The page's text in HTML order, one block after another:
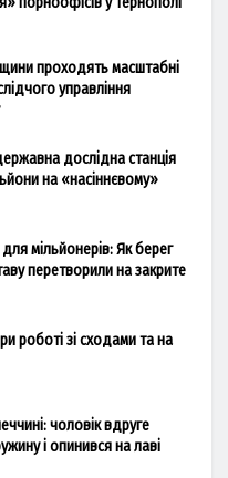
проходять масштабні
управління
дослідна станція
на «насіннєвому»
мільйонерів: Як берег
перетворили на закрите
роботі зі сходами та на
чоловік вдруге
і опинився на лаві